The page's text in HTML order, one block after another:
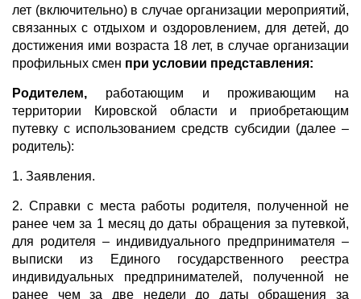
лет (включительно) в случае организации мероприятий,
связанных с отдыхом и оздоровлением, для детей, до
достижения ими возраста 18 лет, в случае организации
профильных смен при условии представления:
Родителем, работающим и проживающим на
территории Кировской области и приобретающим
путевку с использованием средств субсидии (далее –
родитель):
1. Заявления.
2. Справки с места работы родителя, полученной не
ранее чем за 1 месяц до даты обращения за путевкой,
для родителя – индивидуального предпринимателя –
выписки из Единого государственного реестра
индивидуальных предпринимателей, полученной не
ранее чем за две недели до даты обращения за